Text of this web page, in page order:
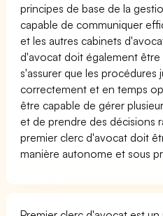
principes de base de la
capable de communiquer
et les autres cabinets
d'avocat doit également
s'assurer que les procédures
correctement et en temps
être capable de gérer
et de prendre des décisions
premier clerc d'avocat doit
manière autonome et sous